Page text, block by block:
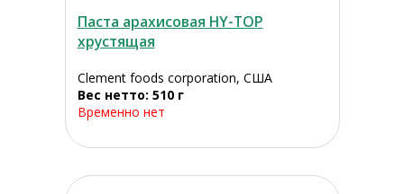
Паста арахисовая HY-TOP
хрустящая
Clement foods corporation, США
Вес нетто: 510 г
Временно нет